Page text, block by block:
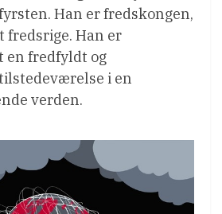
Han er fredskongen,
fredsrige. Han er
en fredfyldt og
i en
verden.